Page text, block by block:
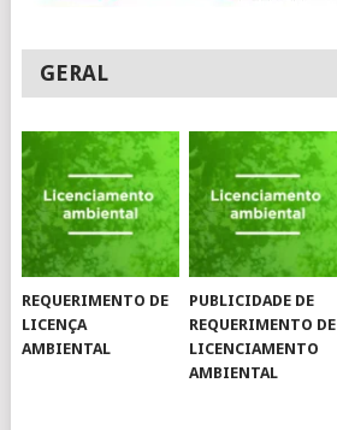
GERAL
REQUERIMENTO DE
LICENÇA
AMBIENTAL
PUBLICIDADE DE
REQUERIMENTO DE
LICENCIAMENTO
AMBIENTAL